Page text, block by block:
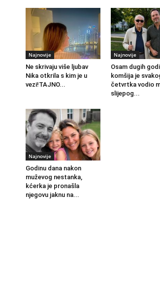
Najnovije
Ne skrivaju više ljubav
Nika otkrila s kim je u
vezi!TAJNO...
Najnovije
Osam dugih
komšija je
četvrtka vodio
slijepog...
Najnovije
Godinu dana nakon
muževog nestanka,
kćerka je pronašla
njegovu jaknu na...